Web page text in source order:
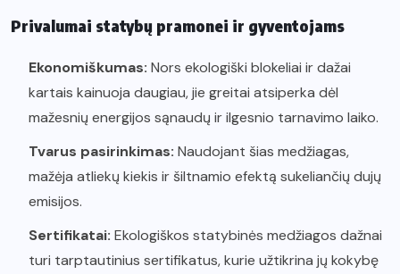
Privalumai statybų pramonei ir gyventojams
Ekonomiškumas: Nors ekologiški blokeliai ir dažai
kartais kainuoja daugiau, jie greitai atsiperka dėl
mažesnių energijos sąnaudų ir ilgesnio tarnavimo laiko.
Tvarus pasirinkimas: Naudojant šias medžiagas,
mažėja atliekų kiekis ir šiltnamio efektą sukeliančių dujų
emisijos.
Sertifikatai: Ekologiškos statybinės medžiagos dažnai
turi tarptautinius sertifikatus, kurie užtikrina jų kokybę